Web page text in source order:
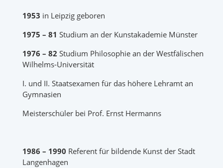
1953 in Leipzig geboren
1975 – 81 Studium an der Kunstakademie Münster
1976 – 82 Studium Philosophie an der Westfälischen
Wilhelms-Universität
I. und II. Staatsexamen für das höhere Lehramt an
Gymnasien
Meisterschüler bei Prof. Ernst Hermanns
1986 – 1990 Referent für bildende Kunst der Stadt
Langenhagen